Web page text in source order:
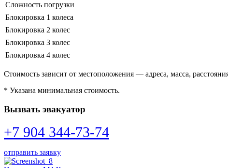
Сложность погрузки
Блокировка 1 колеса
Блокировка 2 колес
Блокировка 3 колес
Блокировка 4 колес
Стоимость зависит от местоположения — адреса, масса,
* Указана минимальная стоимость.
Вызвать эвакуатор
+7 904 344-73-74
отправить заявку